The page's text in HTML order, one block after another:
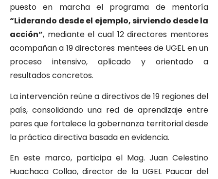
puesto en marcha el programa de mentoría
“Liderando desde el ejemplo, sirviendo desde la
acción”, mediante el cual 12 directores mentores
acompañan a 19 directores mentees de UGEL en un
proceso intensivo, aplicado y orientado a
resultados concretos.
La intervención reúne a directivos de 19 regiones del
país, consolidando una red de aprendizaje entre
pares que fortalece la gobernanza territorial desde
la práctica directiva basada en evidencia.
En este marco, participa el Mag. Juan Celestino
Huachaca Collao, director de la UGEL Paucar del